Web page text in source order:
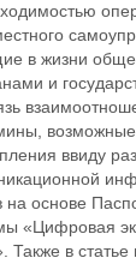
в жизни
и
ввиду
на основе
«Цифровая
Также в статье